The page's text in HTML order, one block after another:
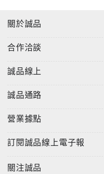
關於誠品
合作洽談
誠品線上
誠品通路
營業據點
訂閱誠品線上電子報
關注誠品